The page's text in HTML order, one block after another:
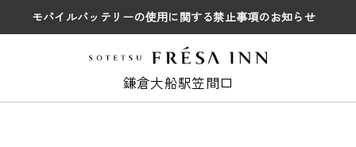
モバイルバッテリーの使用に関する禁止事項のお知らせ
鎌倉大船駅笠間口